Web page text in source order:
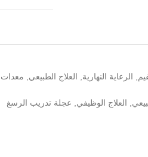
الرعاية النهارية العلاج الطبيعي
معدات
العلاج الوظيفي
عجلة تدريب الرسغ